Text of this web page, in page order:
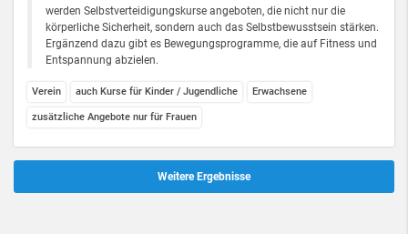
werden Selbstverteidigungskurse angeboten, die nicht nur die
körperliche Sicherheit, sondern auch das Selbstbewusstsein stärken.
Ergänzend dazu gibt es Bewegungsprogramme, die auf Fitness und
Entspannung abzielen.
Verein auch Kurse für Kinder / Jugendliche Erwachsene
zusätzliche Angebote nur für Frauen
Weitere Ergebnisse